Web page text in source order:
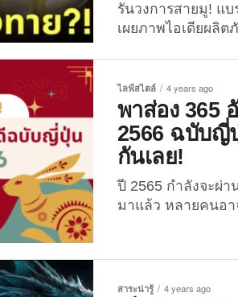
รันวงการสายมู! แ
เผยภาพไอเดียผลิ
สำหรับแบรนด์ “นิส
ร้างเรื่องอีกครั้ง ห
ไอเดียสุดปังเยอะแ
สรรค์เพื่อการโปร
ผลิตภัณฑ์บะหมี่ถ้วย
Mockup และสินค้า
ความนิยมจากชาว
ไลฟ์สไตล์ 4 years ago
พาส่อง 365
2566 ฉบับญี่
กันเลย!
ปี 2565 กำลังจะผ่า
มาแล้ว หลายคนอา
เลยจะพาเพื่อน ๆ
2566 ตามฉบับคนญี่
สาระน่ารู้ 4 years ago